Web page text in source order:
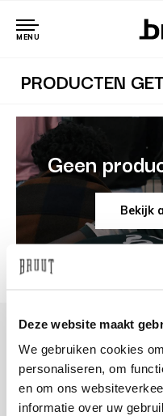
Deze website maakt
We gebruiken cookies
personaliseren, om
en om ons
informatie over uw
MENU
PRODUCTEN
Geen
Bekijk
+31 23 205 2006
info@bruut.nl